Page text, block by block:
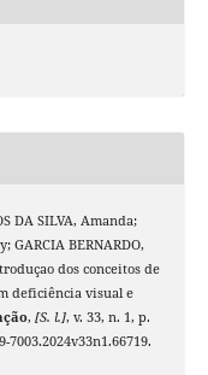
DA SILVA, Amanda;
GARCIA BERNARDO,
dos conceitos de
deficiência visual e
, [S. l.], v. 33, n. 1, p.
7003.2024v33n1.66719.